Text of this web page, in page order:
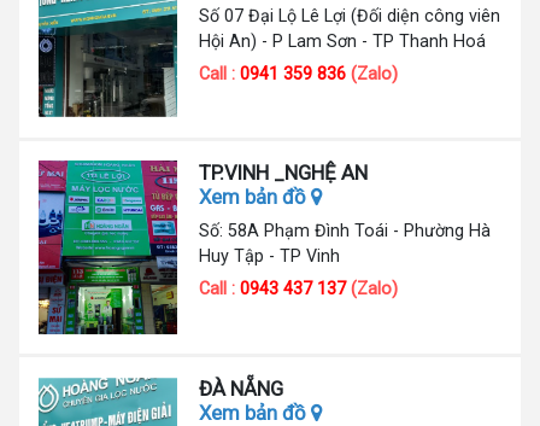
Số 07 Đại Lộ Lê Lợi (Đối diện công viên
Hội An) - P Lam Sơn - TP Thanh Hoá
Call :0941 359 836 (Zalo)
TP.VINH _NGHỆ AN
Xem bản đồ
Số: 58A Phạm Đình Toái - Phường Hà
Huy Tập - TP Vinh
Call :0943 437 137(Zalo)
ĐÀ NẴNG
Xem bản đồ